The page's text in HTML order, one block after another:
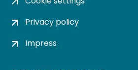
Privacy policy
Impress